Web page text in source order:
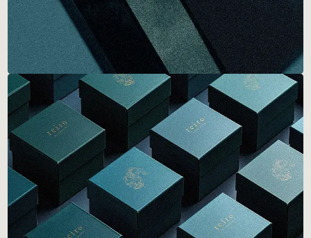
サービス一覧
Services
詳しく見る